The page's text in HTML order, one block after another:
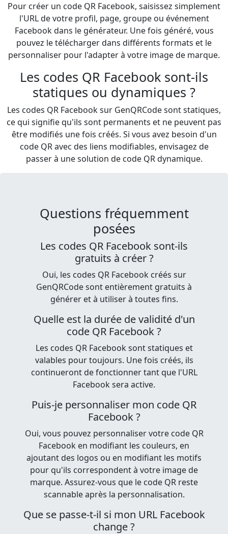
Pour créer un code QR Facebook, saisissez simplement
l'URL de votre profil, page, groupe ou événement
Facebook dans le générateur. Une fois généré, vous
pouvez le télécharger dans différents formats et le
personnaliser pour l'adapter à votre image de marque.
Les codes QR Facebook sont-ils
statiques ou dynamiques ?
Les codes QR Facebook sur GenQRCode sont statiques,
ce qui signifie qu'ils sont permanents et ne peuvent pas
être modifiés une fois créés. Si vous avez besoin d'un
code QR avec des liens modifiables, envisagez de
passer à une solution de code QR dynamique.
Questions fréquemment
posées
Les codes QR Facebook sont-ils
gratuits à créer ?
Oui, les codes QR Facebook créés sur
GenQRCode sont entièrement gratuits à
générer et à utiliser à toutes fins.
Quelle est la durée de validité d'un
code QR Facebook ?
Les codes QR Facebook sont statiques et
valables pour toujours. Une fois créés, ils
continueront de fonctionner tant que l'URL
Facebook sera active.
Puis-je personnaliser mon code QR
Facebook ?
Oui, vous pouvez personnaliser votre code QR
Facebook en modifiant les couleurs, en
ajoutant des logos ou en modifiant les motifs
pour qu'ils correspondent à votre image de
marque. Assurez-vous que le code QR reste
scannable après la personnalisation.
Que se passe-t-il si mon URL Facebook
change ?